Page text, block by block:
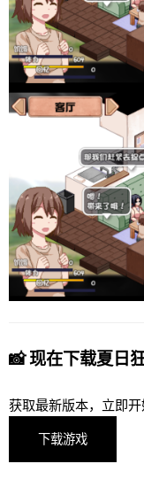
📸 现在下载夏日
获取最新版本，立即开
下载游戏